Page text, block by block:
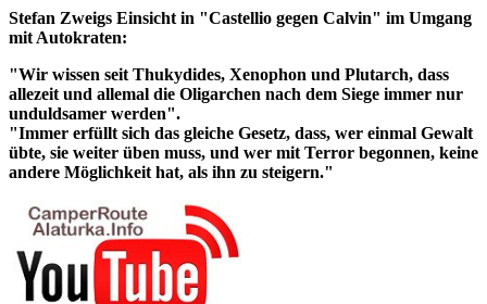
Stefan Zweigs Einsicht in "Castellio gegen Calvin" im Umgang
mit Autokraten:
"Wir wissen seit Thukydides, Xenophon und Plutarch, dass
allezeit und allemal die Oligarchen nach dem Siege immer nur
unduldsamer werden".
"Immer erfüllt sich das gleiche Gesetz, dass, wer einmal Gewalt
übte, sie weiter üben muss, und wer mit Terror begonnen, keine
andere Möglichkeit hat, als ihn zu steigern."